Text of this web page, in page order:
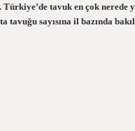
tavuk en çok
sayısına il bazında